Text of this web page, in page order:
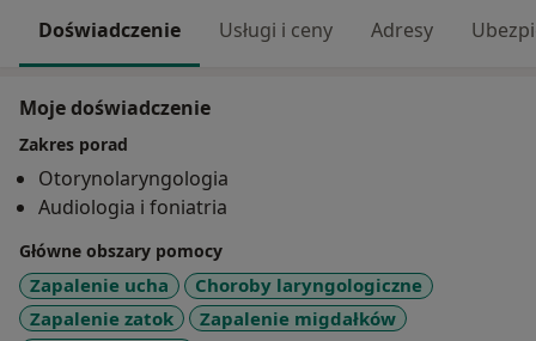
Doświadczenie Usługi i ceny Adresy
Moje doświadczenie
Zakres porad
Otorynolaryngologia
Audiologia i foniatria
Główne obszary pomocy
Zapalenie ucha
Choroby laryngologiczne
Zapalenie zatok
Zapalenie migdałków